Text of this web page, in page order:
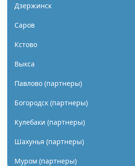
Дзержинск
Саров
Кстово
Выкса
Павлово (партнеры)
Богородск (партнеры)
Кулебаки (партнеры)
Шахунья (партнеры)
Муром (партнеры)